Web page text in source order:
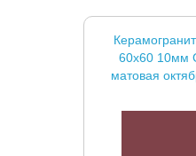
60x60 10мм
матовая